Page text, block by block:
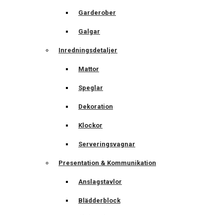
Garderober
Galgar
Inredningsdetaljer
Mattor
Speglar
Dekoration
Klockor
Serveringsvagnar
Presentation & Kommunikation
Anslagstavlor
Blädderblock